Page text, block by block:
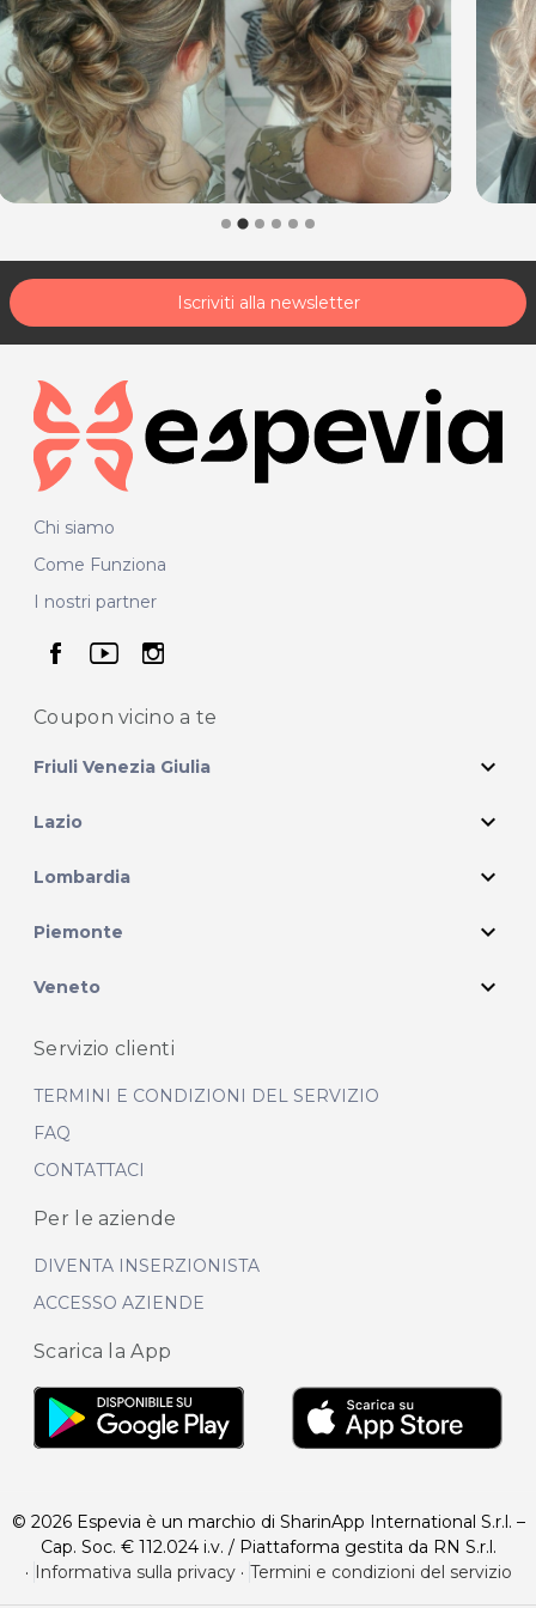
M PARRUCCHIERI
Via delle Grazie, 5
33170 Pordenone
Tel. 0434241510
P.IVA 01680430939
Per ulteriori informazioni sull'offerta o sulle modalità di
posta@espevia.it
Iscriviti alla newsletter
Chi siamo
Come Funziona
I nostri partner
seguici su facebook
seguici su youtube
seguici su instagram
Coupon vicino a te
Friuli Venezia Giulia expand_more
Lazio expand_more
Lombardia expand_more
Piemonte expand_more
Veneto expand_more
Servizio clienti
TERMINI E CONDIZIONI DEL SERVIZIO
FAQ
CONTATTACI
Per le aziende
DIVENTA INSERZIONISTA
ACCESSO AZIENDE
Scarica la App
© 2026 Espevia è un marchio di SharinApp International S.r.l. –
Cap. Soc. € 112.024 i.v. / Piattaforma gestita da RN S.r.l.
·
Informativa sulla privacy· Termini e condizioni del servizio